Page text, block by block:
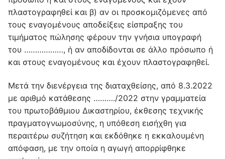
πλαστογραφηθεί και β) αν οι προσκομιζόμενες από
τους εναγομένους αποδείξεις είσπραξης του
τιμήματος πώλησης φέρουν την γνήσια υπογραφή
του ………………, ή αν αποδίδονται σε άλλο πρόσωπο ή
και στους εναγομένους και έχουν πλαστογραφηθεί.
Μετά την διενέργεια της διαταχθείσης, από 8.3.2022
με αριθμό κατάθεσης ………./2022 στην γραμματεία
του πρωτοβάθμιου Δικαστηρίου, έκθεσης τεχνικής
πραγματογνωμοσύνης, η υπόθεση εισήχθη για
περαιτέρω συζήτηση και εκδόθηκε η εκκαλουμένη
απόφαση, με την οποία η αγωγή απορρίφθηκε